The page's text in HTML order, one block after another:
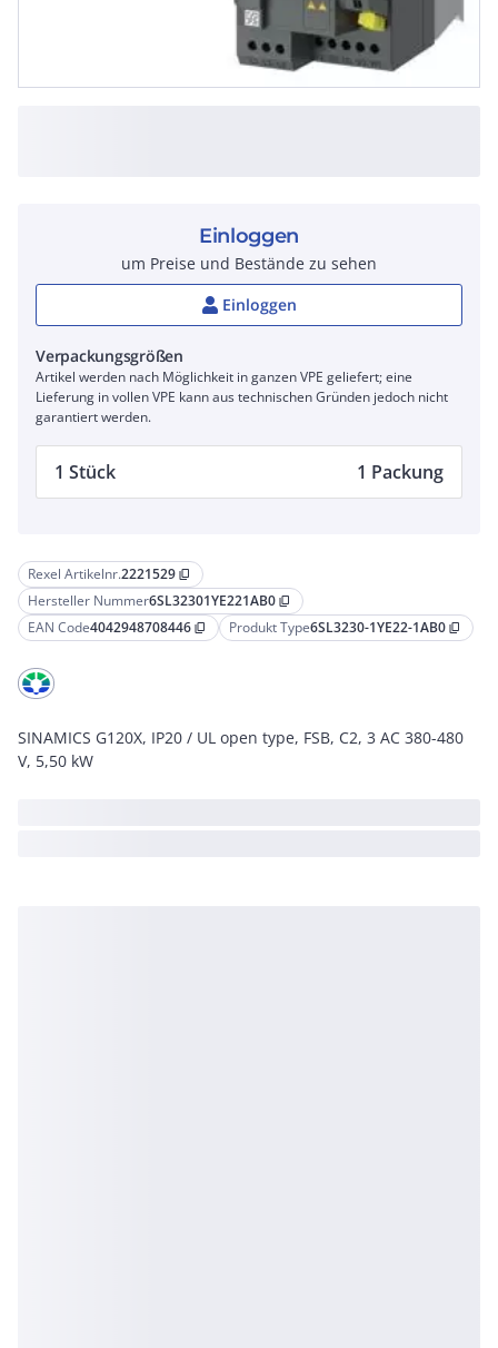
Rexel Artikelnr.2221529 content_copy
Hersteller Nummer6SL32301YE221AB0 content_copy
EAN Code4042948708446 content_copy Produkt Type6SL3230-1YE22-1AB0 content_copy
SINAMICS G120X, IP20 / UL open type, FSB, C2, 3 AC 380-480
V, 5,50 kW
Einloggen
um Preise und Bestände zu sehen
Einloggen
Verpackungsgrößen
Artikel werden nach Möglichkeit in ganzen VPE geliefert; eine
Lieferung in vollen VPE kann aus technischen Gründen jedoch nicht
garantiert werden.
1 Stück 1 Packung